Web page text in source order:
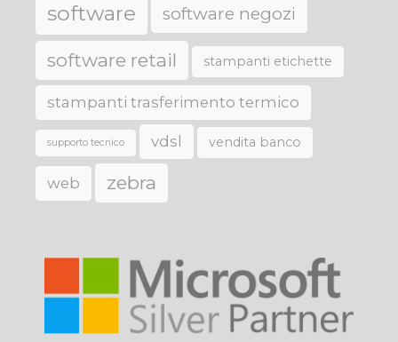
software software negozi
software retail stampanti etichette
stampanti trasferimento termico
supporto tecnico vdsl vendita banco
web zebra